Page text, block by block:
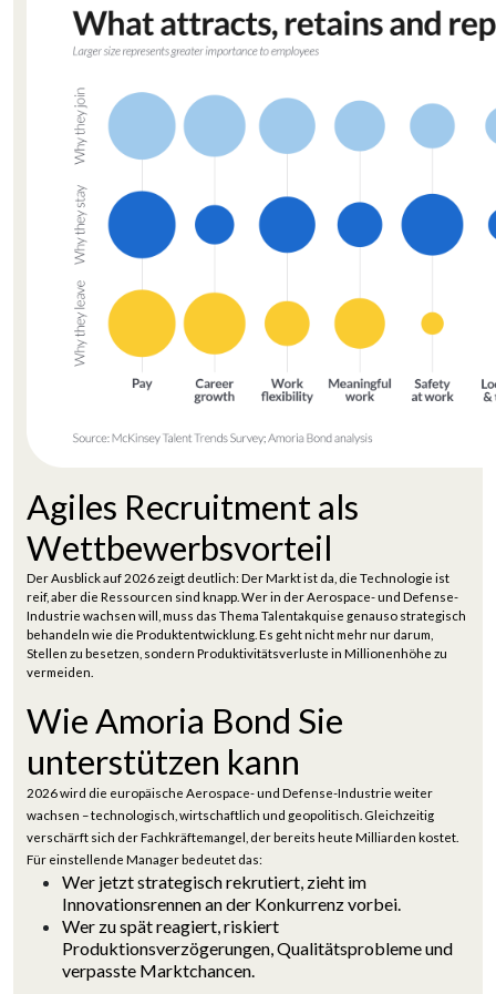
Agiles Recruitment als
Wettbewerbsvorteil
Der Ausblick auf 2026 zeigt deutlich: Der Markt ist da, die Technologie ist
reif, aber die Ressourcen sind knapp. Wer in der Aerospace- und Defense-
Industrie wachsen will, muss das Thema Talentakquise genauso strategisch
behandeln wie die Produktentwicklung. Es geht nicht mehr nur darum,
Stellen zu besetzen, sondern Produktivitätsverluste in Millionenhöhe zu
vermeiden.
Wie Amoria Bond Sie
unterstützen kann
2026 wird die europäische Aerospace- und Defense-Industrie weiter
wachsen – technologisch, wirtschaftlich und geopolitisch. Gleichzeitig
verschärft sich der Fachkräftemangel, der bereits heute Milliarden kostet.
Für einstellende Manager bedeutet das:
Wer jetzt strategisch rekrutiert, zieht im
Innovationsrennen an der Konkurrenz vorbei.
Wer zu spät reagiert, riskiert
Produktionsverzögerungen, Qualitätsprobleme und
verpasste Marktchancen.